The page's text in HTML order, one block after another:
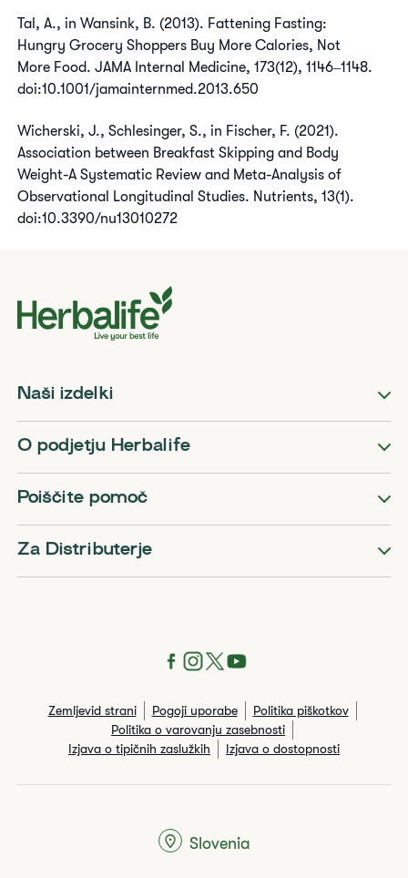
Tal, A., in Wansink, B. (2013). Fattening Fasting:
Hungry Grocery Shoppers Buy More Calories, Not
More Food. JAMA Internal Medicine, 173(12), 1146‒1148.
doi:10.1001/jamainternmed.2013.650
Wicherski, J., Schlesinger, S., in Fischer, F. (2021).
Association between Breakfast Skipping and Body
Weight-A Systematic Review and Meta-Analysis of
Observational Longitudinal Studies. Nutrients, 13(1).
doi:10.3390/nu13010272
Naši izdelki
O podjetju Herbalife
Poiščite pomoč
Za Distributerje
Zemljevid strani Pogoji uporabe
Politika piškotkov
Politika o varovanju zasebnosti
Izjava o tipičnih zaslužkih
Izjava o dostopnosti
Slovenia